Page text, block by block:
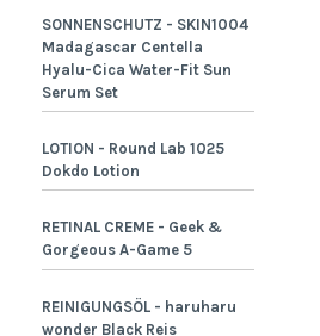
SONNENSCHUTZ - SKIN1004
Madagascar Centella
Hyalu-Cica Water-Fit Sun
Serum Set
LOTION - Round Lab 1025
Dokdo Lotion
RETINAL CREME - Geek &
Gorgeous A-Game 5
REINIGUNGSÖL - haruharu
wonder Black Reis